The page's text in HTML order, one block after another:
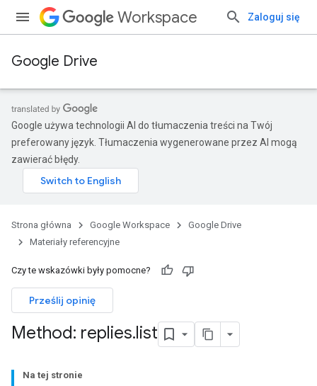
Workspace Zaloguj się
Google Drive
Google używa technologii AI do tłumaczenia treści na Twój
preferowany język. Tłumaczenia wygenerowane przez AI mogą
zawierać błędy.
Strona główna Google Workspace
Google Drive
Materiały referencyjne
Czy te wskazówki były pomocne?
Prześlij opinię
Method: replies.list
Na tej stronie